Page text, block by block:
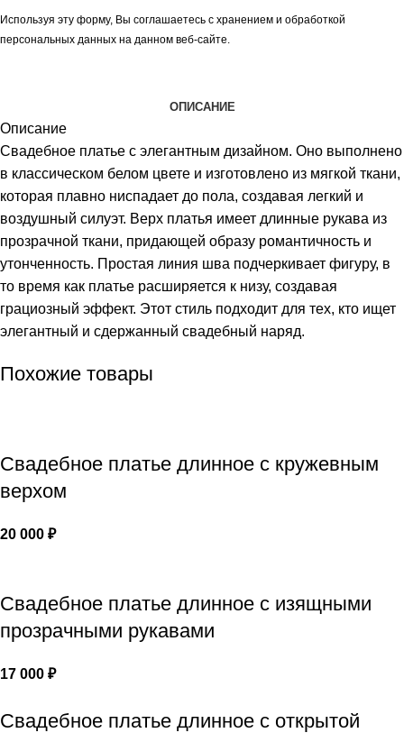
Используя эту форму, Вы соглашаетесь с хранением и обработкой
персональных данных на данном веб-сайте.
ОПИСАНИЕ
Описание
Свадебное платье с элегантным дизайном. Оно выполнено
в классическом белом цвете и изготовлено из мягкой ткани,
которая плавно ниспадает до пола, создавая легкий и
воздушный силуэт. Верх платья имеет длинные рукава из
прозрачной ткани, придающей образу романтичность и
утонченность. Простая линия шва подчеркивает фигуру, в
то время как платье расширяется к низу, создавая
грациозный эффект. Этот стиль подходит для тех, кто ищет
элегантный и сдержанный свадебный наряд.
Похожие товары
Свадебное платье длинное с кружевным
верхом
20 000 ₽
Свадебное платье длинное с изящными
прозрачными рукавами
17 000 ₽
Свадебное платье длинное с открытой